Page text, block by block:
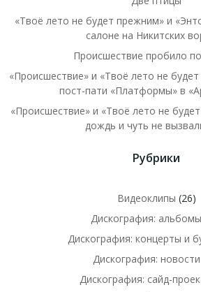
«Твоё лето не будет прежним» и
салоне на Никитских
Происшествие пробило
«Происшествие» и «Твоё лето не
пост-пати «Платформы» в
«Происшествие» и «Твоё лето не
дождь и чуть не
Рубрики
Видеоклипы (26)
Дискография: альбомы
Дискография: концерты и
Дискография: новости
Дискография: сайд-